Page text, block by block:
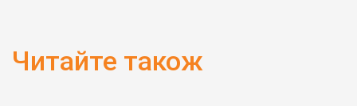
Читайте також